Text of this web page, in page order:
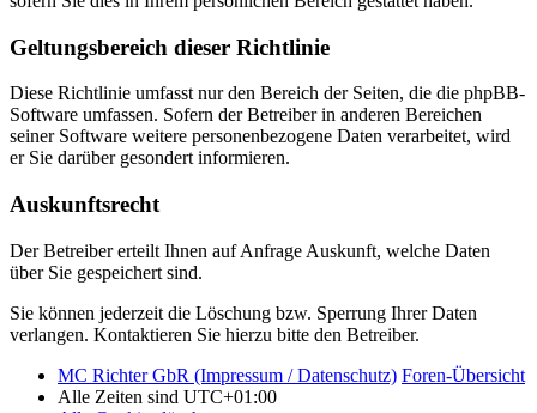
Geltungsbereich dieser Richtlinie
Diese Richtlinie umfasst nur den Bereich der Seiten, die die phpBB-
Software umfassen. Sofern der Betreiber in anderen Bereichen
seiner Software weitere personenbezogene Daten verarbeitet, wird
er Sie darüber gesondert informieren.
Auskunftsrecht
Der Betreiber erteilt Ihnen auf Anfrage Auskunft, welche Daten
über Sie gespeichert sind.
Sie können jederzeit die Löschung bzw. Sperrung Ihrer Daten
verlangen. Kontaktieren Sie hierzu bitte den Betreiber.
MC Richter GbR (Impressum / Datenschutz) Foren-Übersicht
Alle Zeiten sind UTC+01:00